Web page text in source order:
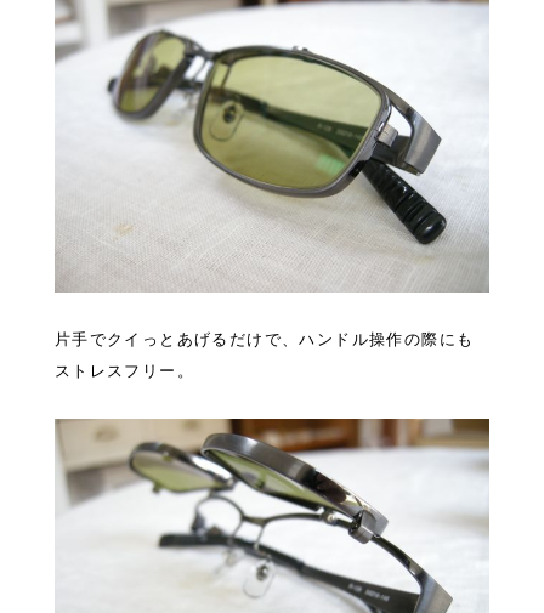
片手でクイっとあげるだけで、ハンドル操作の際にも
ストレスフリー。